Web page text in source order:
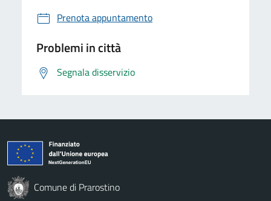
Prenota appuntamento
Problemi in città
Segnala disservizio
Comune di Prarostino